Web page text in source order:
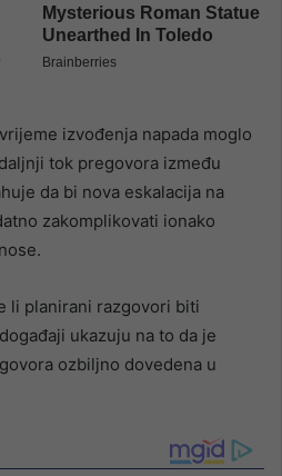
izvođenja napada moglo
tok pregovora između
da bi nova eskalacija na
zakomplikovati ionako
li planirani razgovori biti
ukazuju na to da je
ozbiljno dovedena u